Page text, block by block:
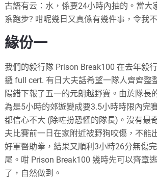
古語有云：水，係要24小時內抽的。當大
系跑步? 咁呢幾日又真係有幾件事，令我
緣份一
我們的毅行隊 Prison Break100 在去年毅
攞 full cert. 有日大夫話希望一隊人齊齊整
陽錯下報了五一的元朗越野賽。由於隊長
為是5小時的郊遊變成要3.5小時時限內完
都信心不大 (除咗扮恐懼的隊長)。沒有最
夫比賽前一日在家附近被野狗咬傷，不能
好軍醫助拳，結果又順利3小時26分無傷
尾。咁 Prison Break100 幾時先可以齊章
了，自然做到。